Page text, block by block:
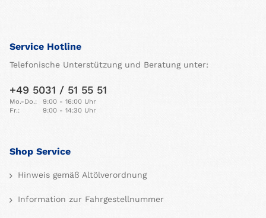
Service Hotline
Telefonische Unterstützung und Beratung unter:
+49 5031 / 51 55 51
Mo.-Do.:
9:00 - 16:00 Uhr
Fr.:
9:00 - 14:30 Uhr
Shop Service
Hinweis gemäß Altölverordnung
Information zur Fahrgestellnummer